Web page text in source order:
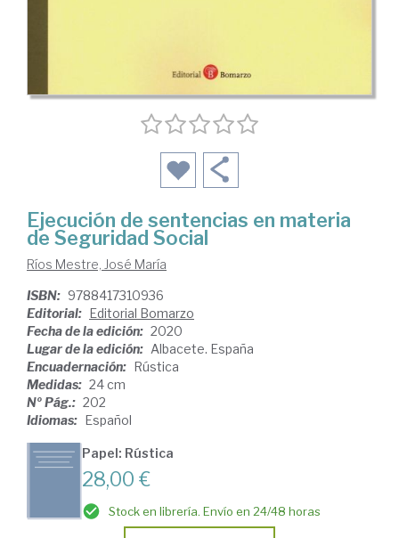
Ejecución de sentencias en materia
de Seguridad Social
Ríos Mestre, José María
ISBN: 9788417310936
Editorial: Editorial Bomarzo
Fecha de la edición: 2020
Lugar de la edición: Albacete. España
Encuadernación: Rústica
Medidas: 24 cm
Nº Pág.: 202
Idiomas: Español
Papel: Rústica
28,00 €
Stock en librería. Envío en 24/48 horas